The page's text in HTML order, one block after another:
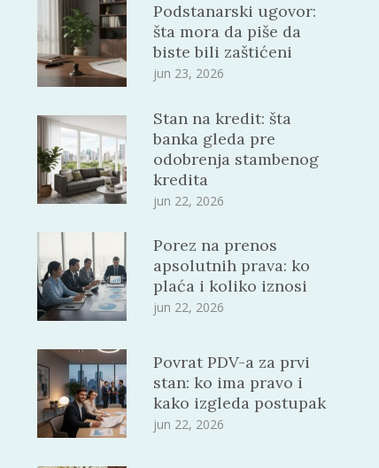
Podstanarski ugovor:
šta mora da piše da
biste bili zaštićeni
jun 23, 2026
Stan na kredit: šta
banka gleda pre
odobrenja stambenog
kredita
jun 22, 2026
Porez na prenos
apsolutnih prava: ko
plaća i koliko iznosi
jun 22, 2026
Povrat PDV-a za prvi
stan: ko ima pravo i
kako izgleda postupak
jun 22, 2026